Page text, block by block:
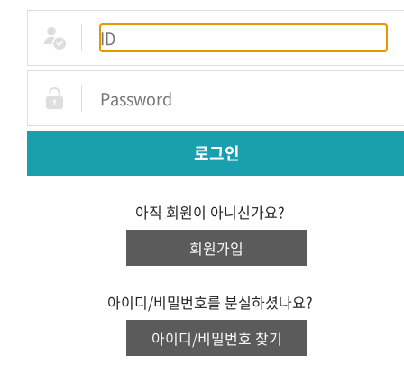
로그인
아직 회원이 아니신가요?
회원가입
아이디/비밀번호를 분실하셨나요?
아이디/비밀번호 찾기